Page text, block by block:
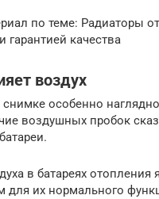
по теме: Радиаторы
гарантией качества
воздух
особенно
воздушных пробок
в батареях отопления
для их нормального